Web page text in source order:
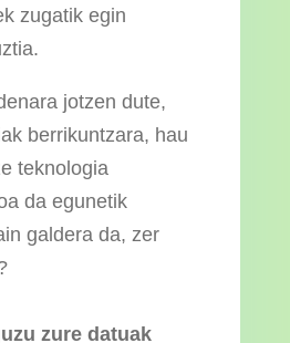
zugatik egin
jotzen dute,
berrikuntzara, hau
teknologia
da egunetik
galdera da, zer
zure datuak